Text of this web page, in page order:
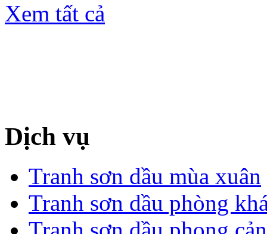
Xem tất cả
Dịch vụ
Tranh sơn dầu mùa xuân
Tranh sơn dầu phòng